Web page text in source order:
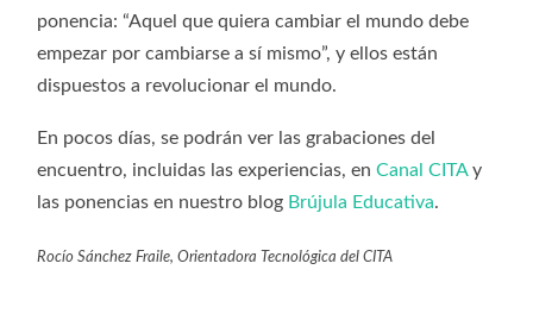
ponencia: “Aquel que quiera cambiar el mundo debe
empezar por cambiarse a sí mismo”, y ellos están
dispuestos a revolucionar el mundo.
En pocos días, se podrán ver las grabaciones del
encuentro, incluidas las experiencias, enCanal CITAy
las ponencias en nuestro blog Brújula Educativa.
Rocío Sánchez Fraile, Orientadora Tecnológica del CITA